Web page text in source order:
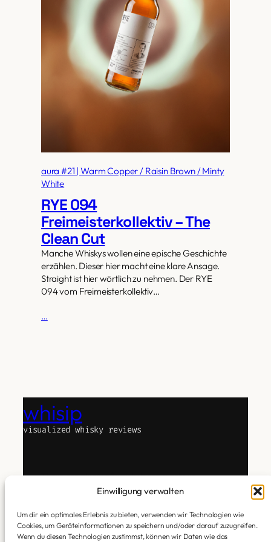
Einwilligung verwalten
Um dir ein optimales Erlebnis zu bieten, verwenden wir Technologien wie
Cookies, um Geräteinformationen zu speichern und/oder darauf zuzugreifen.
Wenn du diesen Technologien zustimmst, können wir Daten wie das
aura #21 | Warm Copper / Raisin Brown / Minty
White
RYE 094
Freimeisterkollektiv – The
Clean Cut
Manche Whiskys wollen eine epische Geschichte
erzählen. Dieser hier macht eine klare Ansage.
Straight ist hier wörtlich zu nehmen. Der RYE
094 vom Freimeisterkollektiv…
…
whisip
visualized whisky reviews
There are plenty of whisky blogs out there.
whisip is different.
An experiment in bringing together text, whisky,
and technology.
I taste. Subjectively. Honestly. No attitude.